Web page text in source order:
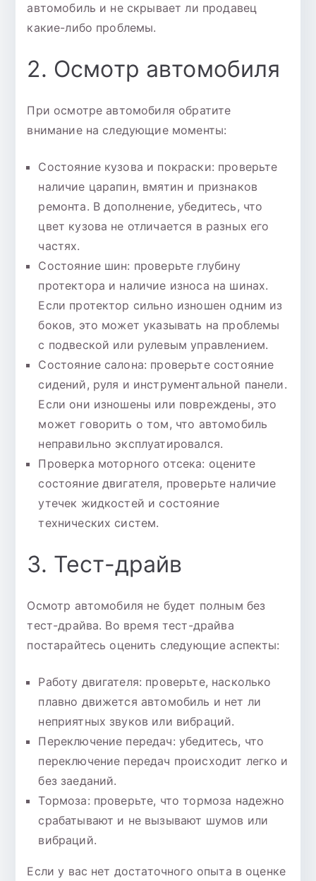
автомобиль и не скрывает ли продавец
какие-либо проблемы.
2. Осмотр автомобиля
При осмотре автомобиля обратите
внимание на следующие моменты:
Состояние кузова и покраски: проверьте
наличие царапин, вмятин и признаков
ремонта. В дополнение, убедитесь, что
цвет кузова не отличается в разных его
частях.
Состояние шин: проверьте глубину
протектора и наличие износа на шинах.
Если протектор сильно изношен одним из
боков, это может указывать на проблемы
с подвеской или рулевым управлением.
Состояние салона: проверьте состояние
сидений, руля и инструментальной панели.
Если они изношены или повреждены, это
может говорить о том, что автомобиль
неправильно эксплуатировался.
Проверка моторного отсека: оцените
состояние двигателя, проверьте наличие
утечек жидкостей и состояние
технических систем.
3. Тест-драйв
Осмотр автомобиля не будет полным без
тест-драйва. Во время тест-драйва
постарайтесь оценить следующие аспекты:
Работу двигателя: проверьте, насколько
плавно движется автомобиль и нет ли
неприятных звуков или вибраций.
Переключение передач: убедитесь, что
переключение передач происходит легко и
без заеданий.
Тормоза: проверьте, что тормоза надежно
срабатывают и не вызывают шумов или
вибраций.
Если у вас нет достаточного опыта в оценке